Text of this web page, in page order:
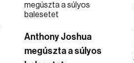
Anthony Joshua
megúszta a súlyos